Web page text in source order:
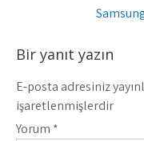
Bir yanıt yazın
E-posta adresiniz
işaretlenmişlerdir
Yorum *